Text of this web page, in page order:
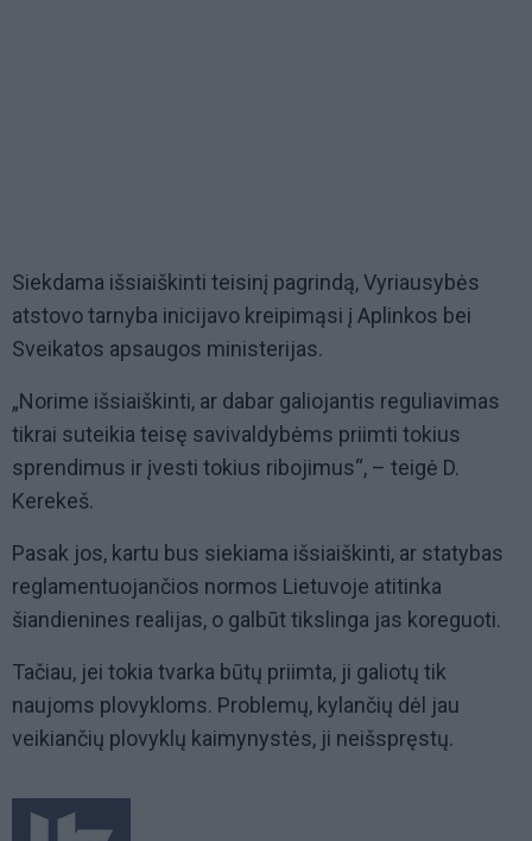
Siekdama išsiaiškinti teisinį pagrindą, Vyriausybės
atstovo tarnyba inicijavo kreipimąsi į Aplinkos bei
Sveikatos apsaugos ministerijas.
„Norime išsiaiškinti, ar dabar galiojantis reguliavimas
tikrai suteikia teisę savivaldybėms priimti tokius
sprendimus ir įvesti tokius ribojimus“, – teigė D.
Kerekeš.
Pasak jos, kartu bus siekiama išsiaiškinti, ar statybas
reglamentuojančios normos Lietuvoje atitinka
šiandienines realijas, o galbūt tikslinga jas koreguoti.
Tačiau, jei tokia tvarka būtų priimta, ji galiotų tik
naujoms plovykloms. Problemų, kylančių dėl jau
veikiančių plovyklų kaimynystės, ji neišspręstų.